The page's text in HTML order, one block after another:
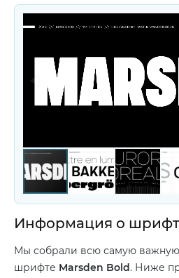
Информация о
Мы собрали всю самую
шрифте Marsden Bold. Ниже